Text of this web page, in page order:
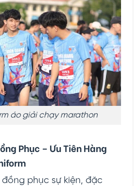
áo giải chạy marathon
Phục – Ưu Tiên Hàng
phục sự kiện, đặc